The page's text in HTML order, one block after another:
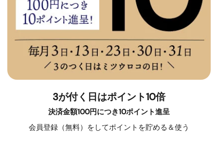
3が付く日はポイント10倍
決済金額100円につき10ポイント進呈
会員登録（無料）をしてポイントを貯める＆使う